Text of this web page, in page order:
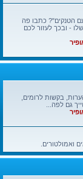
הטנקים"? כתבו פה
- ובכך לעזור לכם
בקשות לרומים,
גם לפה...